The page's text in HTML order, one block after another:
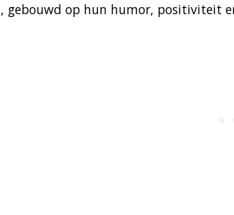
gebouwd op hun humor, positiviteit